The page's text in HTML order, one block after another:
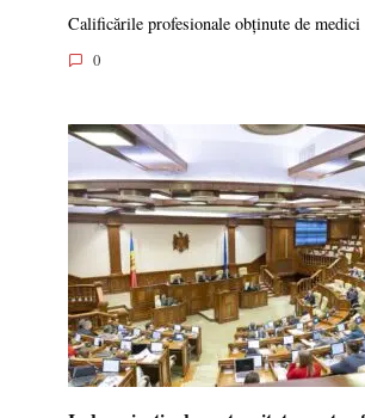
Calificările profesionale obținute de
0